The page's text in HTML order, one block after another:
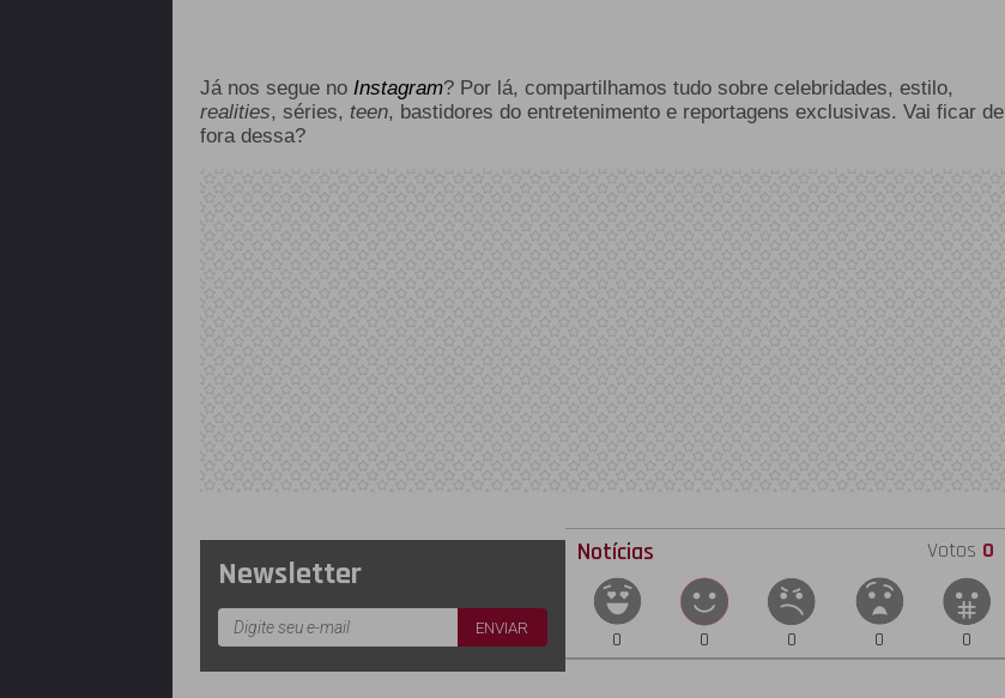
Já nos segue no Instagram? Por lá, compartilhamos tudo sobre celebridades, estilo,
realities, séries, teen, bastidores do entretenimento e reportagens exclusivas. Vai ficar de
fora dessa?
Newsletter
Notícias Votos 0
0 0 0 0 0